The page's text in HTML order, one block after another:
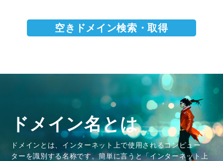
空きドメイン検索・取得
ドメイン名とは
ドメインとは、インターネット上で使用されるコンピュー
ターを識別する名称です。簡単に言うと「インターネット上